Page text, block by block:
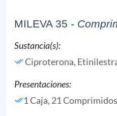
MILEVA 35 -
Sustancia(s):
Ciproterona,
Presentaciones:
1 Caja, 21